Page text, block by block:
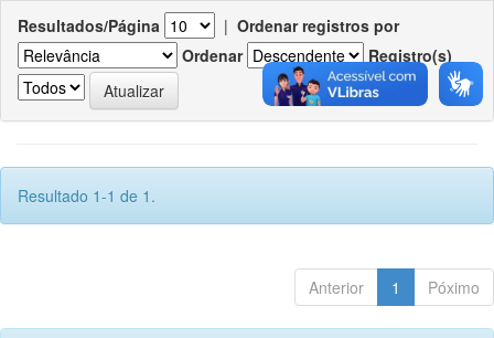
Resultados/Página | Ordenar registros por
Ordenar
Registro(s)
Resultado 1-1 de 1.
Anterior 1 Póximo